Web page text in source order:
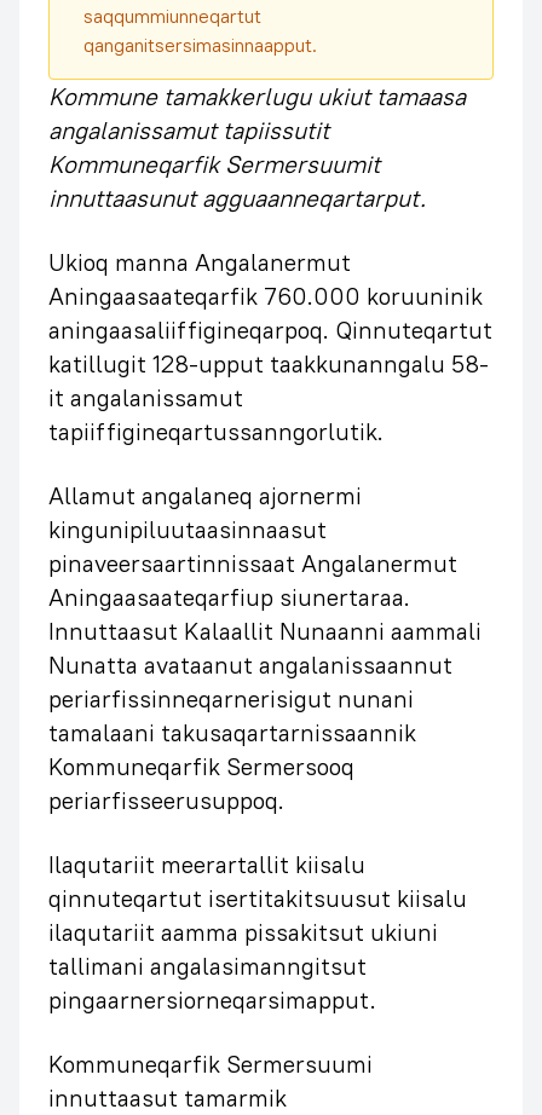
saqqummiunneqartut
qanganitsersimasinnaapput.
Kommune tamakkerlugu ukiut tamaasa
angalanissamut tapiissutit
Kommuneqarfik Sermersuumit
innuttaasunut agguaanneqartarput.
Ukioq manna Angalanermut
Aningaasaateqarfik 760.000 koruuninik
aningaasaliiffigineqarpoq. Qinnuteqartut
katillugit 128-upput taakkunanngalu 58-
it angalanissamut
tapiiffigineqartussanngorlutik.
Allamut angalaneq ajornermi
kingunipiluutaasinnaasut
pinaveersaartinnissaat Angalanermut
Aningaasaateqarfiup siunertaraa.
Innuttaasut Kalaallit Nunaanni aammali
Nunatta avataanut angalanissaannut
periarfissinneqarnerisigut nunani
tamalaani takusaqartarnissaannik
Kommuneqarfik Sermersooq
periarfisseerusuppoq.
Ilaqutariit meerartallit kiisalu
qinnuteqartut isertitakitsuusut kiisalu
ilaqutariit aamma pissakitsut ukiuni
tallimani angalasimanngitsut
pingaarnersiorneqarsimapput.
Kommuneqarfik Sermersuumi
innuttaasut tamarmik